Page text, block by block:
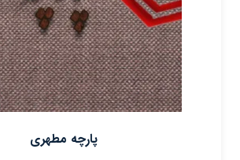
پارچه مطهری